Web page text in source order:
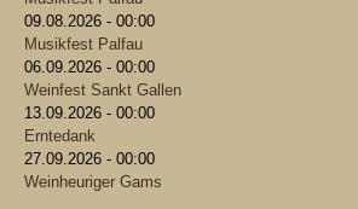
09.08.2026 - 00:00
Musikfest Palfau
06.09.2026 - 00:00
Weinfest Sankt Gallen
13.09.2026 - 00:00
Erntedank
27.09.2026 - 00:00
Weinheuriger Gams